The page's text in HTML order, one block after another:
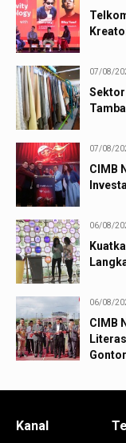
07/08/
Sektor
07/08/
CIMB
06/08/
06/08/
CIMB
Gontor
Kanal